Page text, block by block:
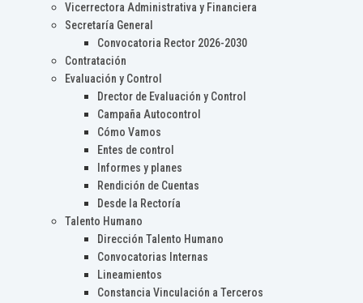
Vicerrectora Administrativa y Financiera
Secretaría General
Convocatoria Rector 2026-2030
Contratación
Evaluación y Control
Drector de Evaluación y Control
Campaña Autocontrol
Cómo Vamos
Entes de control
Informes y planes
Rendición de Cuentas
Desde la Rectoría
Talento Humano
Dirección Talento Humano
Convocatorias Internas
Lineamientos
Constancia Vinculación a Terceros